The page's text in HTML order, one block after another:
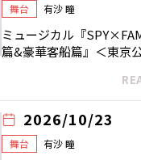
舞台 有沙 瞳
ミュージカル『
篇&豪華客船篇』＜東京
2026/10/23
舞台 有沙 瞳